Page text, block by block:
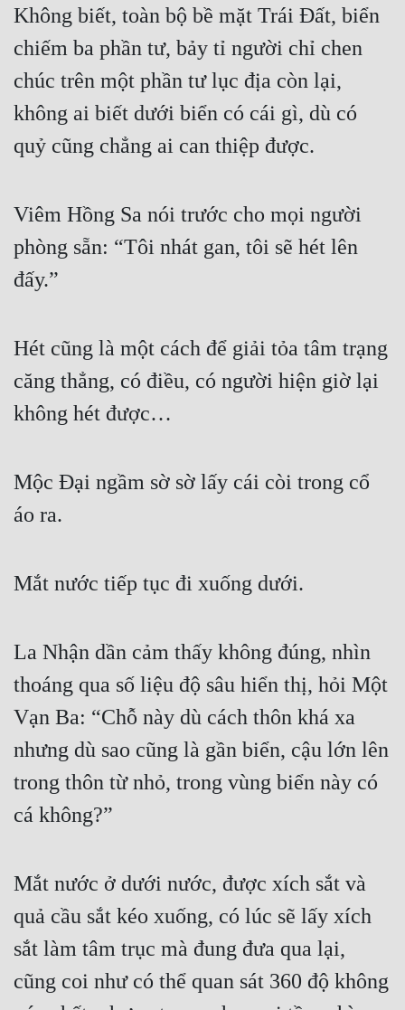
Không biết, toàn bộ bề mặt Trái Đất, biển
chiếm ba phần tư, bảy tỉ người chỉ chen
chúc trên một phần tư lục địa còn lại,
không ai biết dưới biển có cái gì, dù có
quỷ cũng chẳng ai can thiệp được.
Viêm Hồng Sa nói trước cho mọi người
phòng sẵn: “Tôi nhát gan, tôi sẽ hét lên
đấy.”
Hét cũng là một cách để giải tỏa tâm trạng
căng thẳng, có điều, có người hiện giờ lại
không hét được…
Mộc Đại ngầm sờ sờ lấy cái còi trong cổ
áo ra.
Mắt nước tiếp tục đi xuống dưới.
La Nhận dần cảm thấy không đúng, nhìn
thoáng qua số liệu độ sâu hiển thị, hỏi Một
Vạn Ba: “Chỗ này dù cách thôn khá xa
nhưng dù sao cũng là gần biển, cậu lớn lên
trong thôn từ nhỏ, trong vùng biển này có
cá không?”
Mắt nước ở dưới nước, được xích sắt và
quả cầu sắt kéo xuống, có lúc sẽ lấy xích
sắt làm tâm trục mà đung đưa qua lại,
cũng coi như có thể quan sát 360 độ không